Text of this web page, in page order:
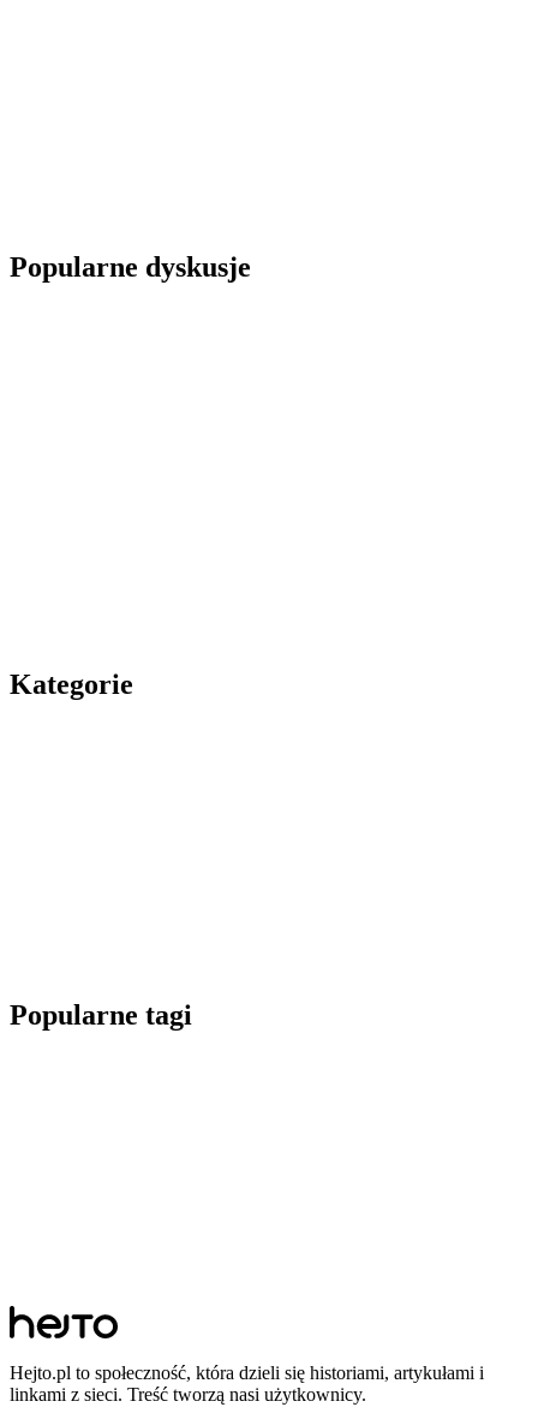
Popularne dyskusje
Kategorie
Popularne tagi
Hejto.pl to społeczność, która dzieli się historiami, artykułami i
linkami z sieci. Treść tworzą nasi użytkownicy.